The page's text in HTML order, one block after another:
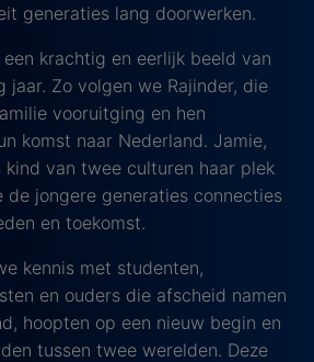
generaties lang doorwerken.
krachtig en eerlijk beeld van
Zo volgen we Rajinder, die
vooruitging en hen
komst naar Nederland. Jamie,
kind van twee culturen haar plek
de jongere generaties connecties
en toekomst.
kennis met studenten,
en ouders die afscheid namen
hoopten op een nieuw begin en
tussen twee werelden. Deze